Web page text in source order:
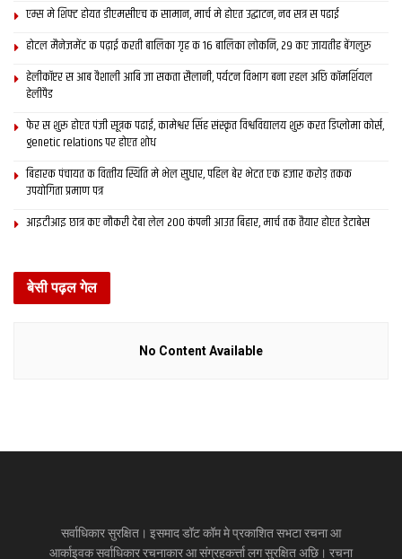
एम्स मे शिफ्ट होयत डीएमसीएच क सामान, मार्च मे होएत उद्घाटन, नव सत्र स पढाई
होटल मैनेजमेंट क पढ़ाई करती बालिका गृह क 16 बालिका लोकनि, 29 कए जायतीह बेंगलुरु
हेलीकॉप्टर स आब वैशाली आबि जा सकता सैलानी, पर्यटन विभाग बना रहल अछि कॉमर्शियल
हेलीपैड
फेर स शुरू होएत पंजी सूत्रक पढाई, कामेश्वर सिंह संस्कृत विश्वविद्यालय शुरू करत डिप्लोमा कोर्स,
genetic relations पर होएत शोध
बिहारक पंचायत क वित्‍तीय स्थिति मे भेल सुधार, पहिल बेर भेटत एक हजार करोड़ तकक
उपयोगिता प्रमाण पत्र
आइटीआइ छात्र कए नौकरी देबा लेल 200 कंपनी आउत बिहार, मार्च तक तैयार होएत डेटाबेस
बेसी पढ़ल गेल
No Content Available
सर्वाधिकार सुरक्षित। इसमाद डॉट कॉम मे प्रकाशित सभटा रचना आ
आर्काइवक सर्वाधिकार रचनाकार आ संग्रहकर्त्ता लग सुरक्षित अछि। रचना